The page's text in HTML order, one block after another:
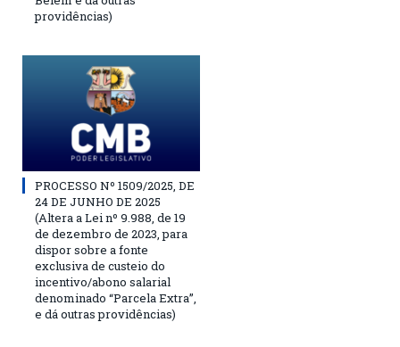
providências)
PROCESSO Nº 1509/2025, DE
24 DE JUNHO DE 2025
(Altera a Lei nº 9.988, de 19
de dezembro de 2023, para
dispor sobre a fonte
exclusiva de custeio do
incentivo/abono salarial
denominado “Parcela Extra”,
e dá outras providências)